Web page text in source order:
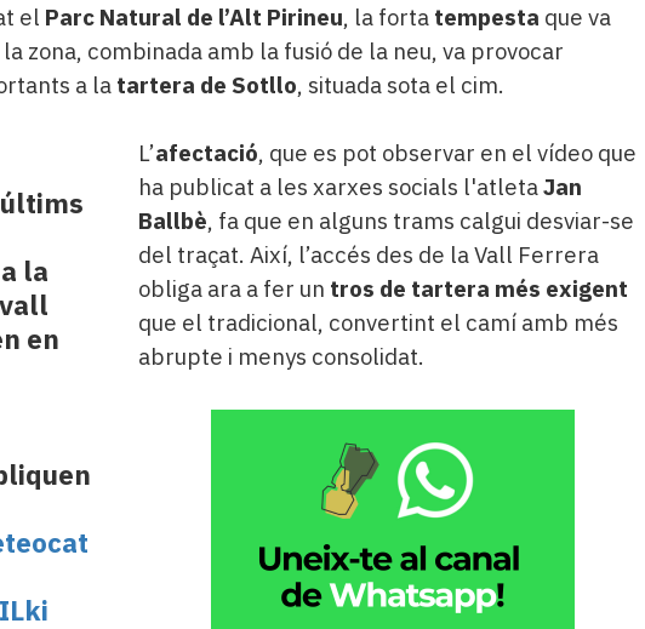
el Parc Natural de l’Alt Pirineu, la forta tempesta que va
zona, combinada amb la fusió de la neu, va provocar
a la tartera de Sotllo, situada sota el cim.
la
en
L’afectació, que es pot observar en el vídeo que
ha publicat a les xarxes socials l'atletaJan
Ballbè, fa que en alguns trams calgui desviar-se
del traçat. Així, l’accés des de la Vall Ferrera
obliga ara a fer un tros de tartera més exigent
que el tradicional, convertint el camí amb més
abrupte i menys consolidat.